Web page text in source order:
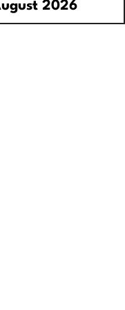
2026
Liegenbleiben